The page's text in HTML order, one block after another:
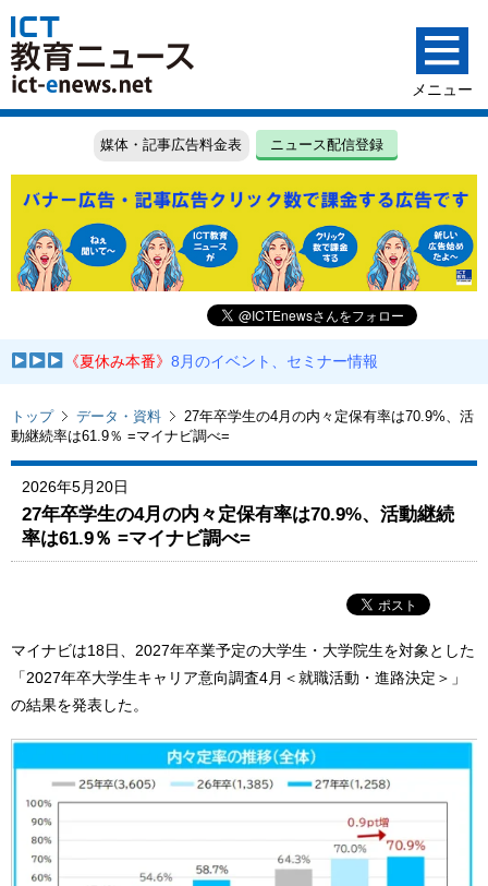
媒体・記事広告料金表 ニュース配信登録
《夏休み本番》8月のイベント、セミナー情報
トップ データ・資料
27年卒学生の4月の内々定保有率は70.9%、活
動継続率は61.9％ =マイナビ調べ=
2026年5月20日
27年卒学生の4月の内々定保有率は70.9%、活動継続
率は61.9％ =マイナビ調べ=
マイナビは18日、2027年卒業予定の大学生・大学院生を対象とした
「2027年卒大学生キャリア意向調査4月＜就職活動・進路決定＞」
の結果を発表した。